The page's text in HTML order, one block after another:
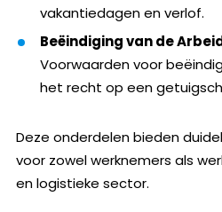
vakantiedagen en verlof.
Beëindiging van de
Voorwaarden voor
het recht op een
Deze onderdelen bieden
voor zowel werknemers als
en logistieke sector.